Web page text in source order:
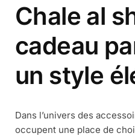
Chale al
cadeau
un style
Dans l’univers des
occupent une place de